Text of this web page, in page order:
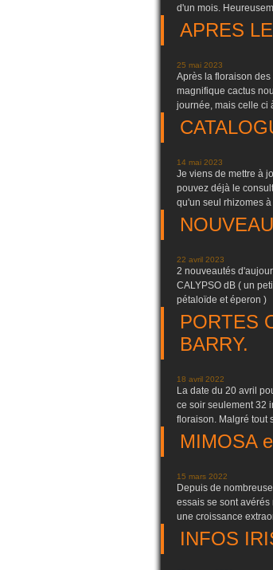
d'un mois.
APRES
25 mai 2023
Après la floraison
magnifique cactus
journée, mais celle ci
14 mai 2023
Je viens de mettre à
pouvez déjà le
qu'un seul rhizomes
22 avril 2023
2 nouveautés
CALYPSO dB ( un
pétaloïde et éperon )
PORTES
BARRY.
18 avril 2022
La date du 20 avril
ce soir seulement 32
floraison. Malgré tout
MIMOSA
15 mars 2022
Depuis de
essais se sont
une croissance
INFOS